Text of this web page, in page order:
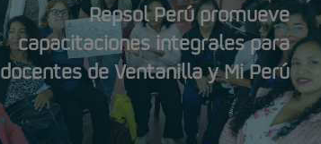
Repsol Perú promueve
capacitaciones integrales para
docentes de Ventanilla y Mi Perú